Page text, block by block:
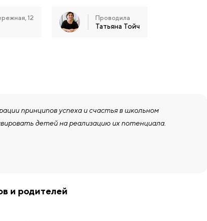
12 Проводила
Татьяна Тойч
принципов успеха и счастья в школьном
детей на реализацию их потенциала.
и родителей